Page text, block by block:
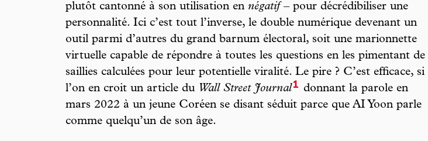
plutôt cantonné à son utilisation en négatif– pour décrédibiliser une
personnalité. Ici c’est tout l’inverse, le double numérique devenant un
outil parmi d’autres du grand barnum électoral, soit une marionnette
virtuelle capable de répondre à toutes les questions en les pimentant de
saillies calculées pour leur potentielle viralité. Le pire ? C’est efficace, si
l’on en croit un article du Wall Street Journal1 donnant la parole en
mars 2022 à un jeune Coréen se disant séduit parce que AI Yoon parle
comme quelqu’un de son âge.